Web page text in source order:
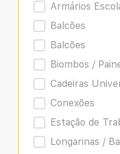
Armários
Balcões
Balcões
Biombos /
Cadeiras
Conexões
Estação de
Longarinas /